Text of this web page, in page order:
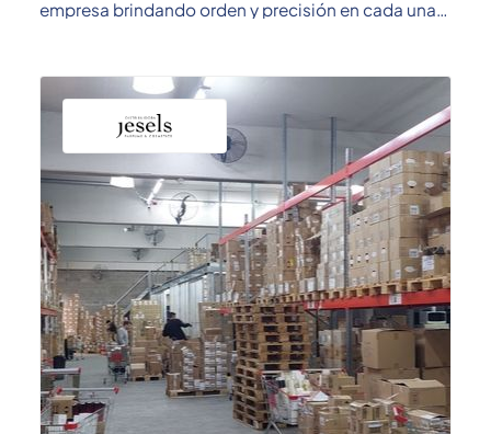
empresa brindando orden y precisión en cada una